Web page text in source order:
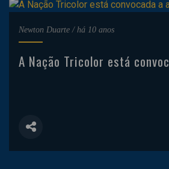
Newton Duarte / há 10 anos
A Nação Tricolor está